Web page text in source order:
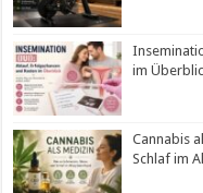
im
Cannabis
Schlaf im